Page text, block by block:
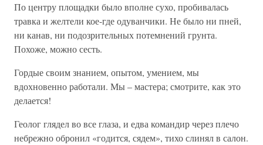
По центру площадки было вполне сухо, пробивалась
травка и желтели кое-где одуванчики. Не было ни пней,
ни канав, ни подозрительных потемнений грунта.
Похоже, можно сесть.
Гордые своим знанием, опытом, умением, мы
вдохновенно работали. Мы – мастера; смотрите, как это
делается!
Геолог глядел во все глаза, и едва командир через плечо
небрежно обронил «годится, сядем», тихо слинял в салон.